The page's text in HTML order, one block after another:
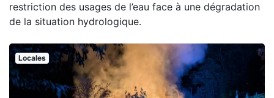
restriction des usages de l’eau face à une dégradation
de la situation hydrologique.
Locales